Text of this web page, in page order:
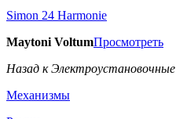
Simon 24 Harmonie
Maytoni VoltumПросмотреть
Назад к Электроустановочные
Механизмы